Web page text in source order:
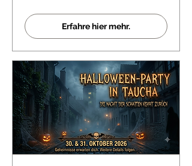
Erfahre hier mehr.